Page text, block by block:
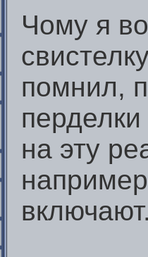
Чому я
помнил,
на эту